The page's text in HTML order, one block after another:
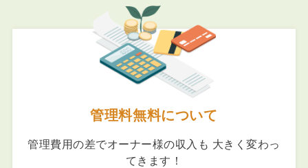
管理料無料について
管理費用の差でオーナー様の収入も 大きく変わっ
てきます！